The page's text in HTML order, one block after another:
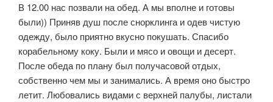
В 12.00 нас позвали на обед. А мы вполне и готовы
были)) Приняв душ после снорклинга и одев чистую
одежду, было приятно вкусно покушать. Спасибо
корабельному коку. Были и мясо и овощи и десерт.
После обеда по плану был получасовой отдых,
собственно чем мы и занимались. А время оно быстро
летит. Любовались видами с верхней палубы, листали